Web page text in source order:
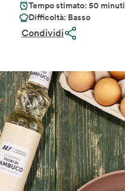
Tempo stimato: 50 minuti
Difficoltà: Basso
Condividi